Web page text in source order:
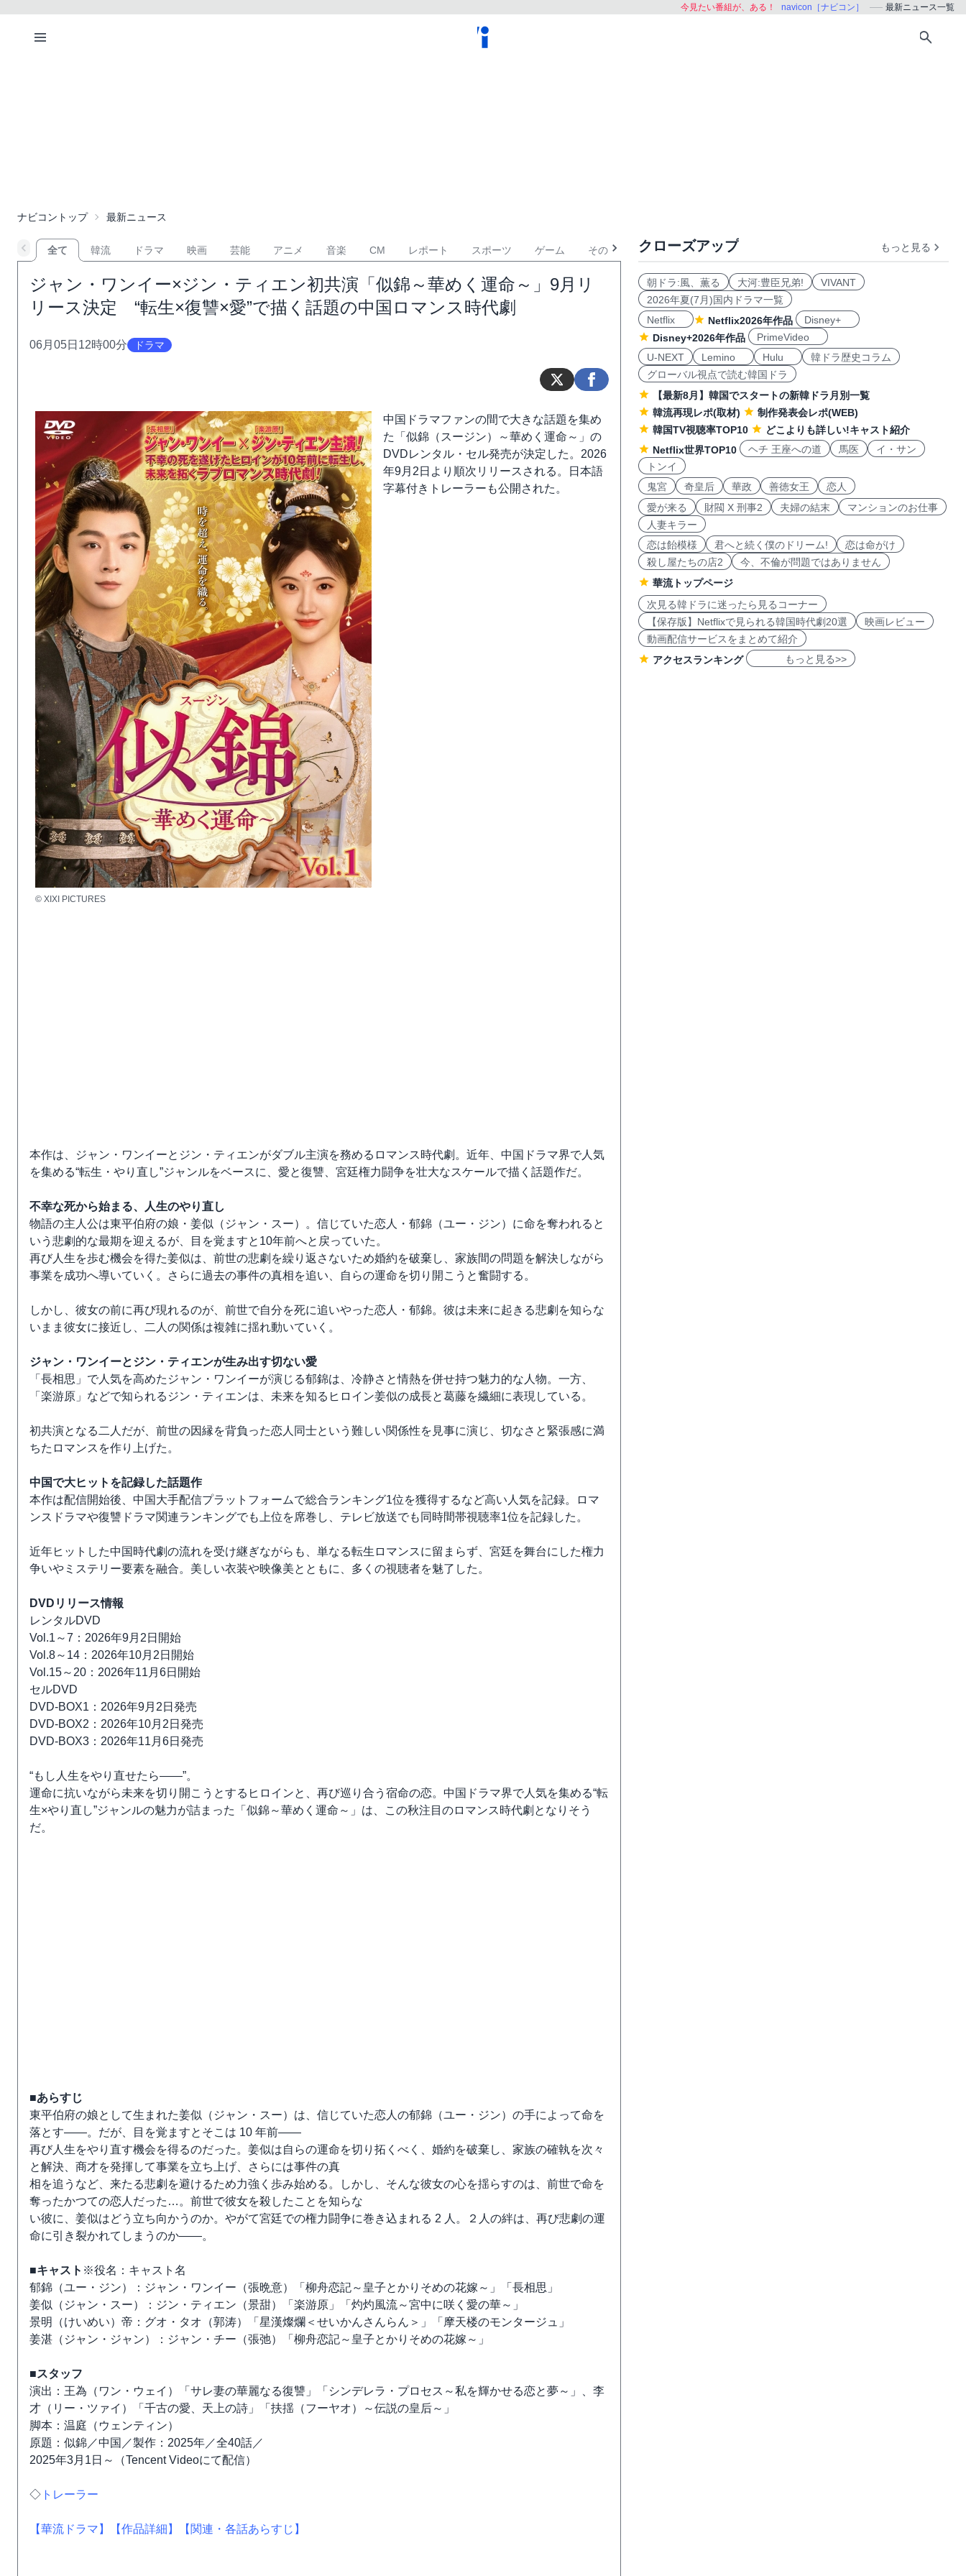
今見たい番組が、ある！ navicon［ナビコン］ 最新ニュース一覧
ナビコントップ 最新ニュース
全て 韓流 ドラマ 映画 芸能 アニメ 音楽 CM レポート スポーツ ゲーム その他
ジャン・ワンイー×ジン・ティエン初共演「似錦～華めく運命～」9月リ
リース決定 “転生×復讐×愛”で描く話題の中国ロマンス時代劇
06月05日12時00分 ドラマ
© XIXI PICTURES
中国ドラマファンの間で大きな話題を集め
た「似錦（スージン）～華めく運命～」の
DVDレンタル・セル発売が決定した。2026
年9月2日より順次リリースされる。日本語
字幕付きトレーラーも公開された。
本作は、ジャン・ワンイーとジン・ティエンがダブル主演を務めるロマンス時代劇。近年、中国ドラマ界で人気
を集める“転生・やり直し”ジャンルをベースに、愛と復讐、宮廷権力闘争を壮大なスケールで描く話題作だ。
不幸な死から始まる、人生のやり直し
物語の主人公は東平伯府の娘・姜似（ジャン・スー）。信じていた恋人・郁錦（ユー・ジン）に命を奪われると
いう悲劇的な最期を迎えるが、目を覚ますと10年前へと戻っていた。
再び人生を歩む機会を得た姜似は、前世の悲劇を繰り返さないため婚約を破棄し、家族間の問題を解決しながら
事業を成功へ導いていく。さらに過去の事件の真相を追い、自らの運命を切り開こうと奮闘する。
しかし、彼女の前に再び現れるのが、前世で自分を死に追いやった恋人・郁錦。彼は未来に起きる悲劇を知らな
いまま彼女に接近し、二人の関係は複雑に揺れ動いていく。
ジャン・ワンイーとジン・ティエンが生み出す切ない愛
「長相思」で人気を高めたジャン・ワンイーが演じる郁錦は、冷静さと情熱を併せ持つ魅力的な人物。一方、
「楽游原」などで知られるジン・ティエンは、未来を知るヒロイン姜似の成長と葛藤を繊細に表現している。
初共演となる二人だが、前世の因縁を背負った恋人同士という難しい関係性を見事に演じ、切なさと緊張感に満
ちたロマンスを作り上げた。
中国で大ヒットを記録した話題作
本作は配信開始後、中国大手配信プラットフォームで総合ランキング1位を獲得するなど高い人気を記録。ロマ
ンスドラマや復讐ドラマ関連ランキングでも上位を席巻し、テレビ放送でも同時間帯視聴率1位を記録した。
近年ヒットした中国時代劇の流れを受け継ぎながらも、単なる転生ロマンスに留まらず、宮廷を舞台にした権力
争いやミステリー要素を融合。美しい衣装や映像美とともに、多くの視聴者を魅了した。
DVDリリース情報
レンタルDVD
Vol.1～7：2026年9月2日開始
Vol.8～14：2026年10月2日開始
Vol.15～20：2026年11月6日開始
セルDVD
DVD-BOX1：2026年9月2日発売
DVD-BOX2：2026年10月2日発売
DVD-BOX3：2026年11月6日発売
“もし人生をやり直せたら――”。
運命に抗いながら未来を切り開こうとするヒロインと、再び巡り合う宿命の恋。中国ドラマ界で人気を集める“転
生×やり直し”ジャンルの魅力が詰まった「似錦～華めく運命～」は、この秋注目のロマンス時代劇となりそう
だ。
■あらすじ
東平伯府の娘として生まれた姜似（ジャン・スー）は、信じていた恋人の郁錦（ユー・ジン）の手によって命を
落とす――。だが、目を覚ますとそこは 10 年前――
再び人生をやり直す機会を得るのだった。姜似は自らの運命を切り拓くべく、婚約を破棄し、家族の確執を次々
と解決、商才を発揮して事業を立ち上げ、さらには事件の真
相を追うなど、来たる悲劇を避けるため力強く歩み始める。しかし、そんな彼女の心を揺らすのは、前世で命を
奪ったかつての恋人だった…。前世で彼女を殺したことを知らな
い彼に、姜似はどう立ち向かうのか。やがて宮廷での権力闘争に巻き込まれる 2 人。２人の絆は、再び悲劇の運
命に引き裂かれてしまうのか――。
■キャスト ※役名：キャスト名
郁錦（ユー・ジン）：ジャン・ワンイー（張晩意）「柳舟恋記～皇子とかりそめの花嫁～」「長相思」
姜似（ジャン・スー）：ジン・ティエン（景甜）「楽游原」「灼灼風流～宮中に咲く愛の華～」
景明（けいめい）帝：グオ・タオ（郭涛）「星漢燦爛＜せいかんさんらん＞」「摩天楼のモンタージュ」
姜湛（ジャン・ジャン）：ジャン・チー（張弛）「柳舟恋記～皇子とかりそめの花嫁～」
■スタッフ
演出：王為（ワン・ウェイ）「サレ妻の華麗なる復讐」「シンデレラ・プロセス～私を輝かせる恋と夢～」、李
才（リー・ツァイ）「千古の愛、天上の詩」「扶揺（フーヤオ）～伝説の皇后～」
脚本：温庭（ウェンティン）
原題：似錦／中国／製作：2025年／全40話／
2025年3月1日～（Tencent Videoにて配信）
◇ トレーラー
【華流ドラマ】 【作品詳細】 【関連・各話あらすじ】
クローズアップ もっと見る
朝ドラ:風、薫る 大河:豊臣兄弟!
VIVANT
2026年夏(7月)国内ドラマ一覧
Netflix
Netflix2026年作品
Disney+
Disney+2026年作品
PrimeVideo
U-NEXT
Lemino Hulu
韓ドラ歴史コラム
グローバル視点で読む韓国ドラ
【最新8月】韓国でスタートの新韓ドラ月別一覧
韓流再現レポ(取材)
制作発表会レポ(WEB)
韓国TV視聴率TOP10
どこよりも詳しい!キャスト紹介
Netflix世界TOP10
ヘチ 王座への道 馬医
イ・サン
トンイ
鬼宮
奇皇后 華政 善徳女王
恋人
愛が来る
財閥 X 刑事2 夫婦の結末
マンションのお仕事
人妻キラー
恋は飴模様
君へと続く僕のドリーム!
恋は命がけ
殺し屋たちの店2
今、不倫が問題ではありません
華流トップページ
次見る韓ドラに迷ったら見るコーナー
【保存版】Netflixで見られる韓国時代劇20選
映画レビュー
動画配信サービスをまとめて紹介
アクセスランキング
もっと見る>>